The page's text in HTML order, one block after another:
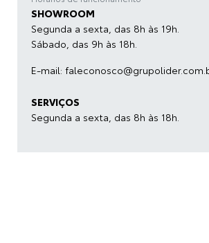
SHOWROOM
Segunda a sexta, das 8h às 19h.
Sábado, das 9h às 18h.
E-mail:
SERVIÇOS
Segunda a sexta, das 8h às 18h.